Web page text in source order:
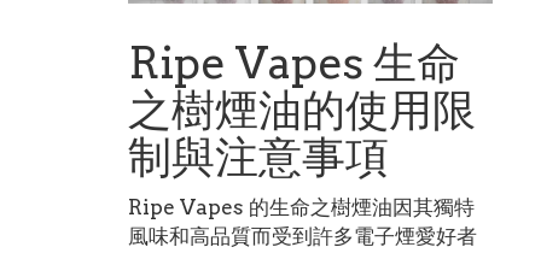
Ripe Vapes 生命
之樹煙油的使用限
制與注意事項
Ripe Vapes 的生命之樹煙油因其獨特
風味和高品質而受到許多電子煙愛好者